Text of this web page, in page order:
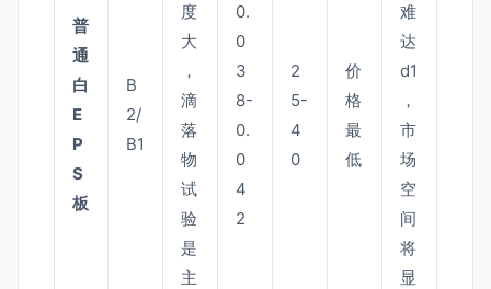
普
通
白
E
P
S
板
B
2/
B1
度
大
，
滴
落
物
试
验
是
主
0.
0
3
8-
0.
0
4
2
2
5-
4
0
价
格
最
低
难
达
d1
，
市
场
空
间
将
显